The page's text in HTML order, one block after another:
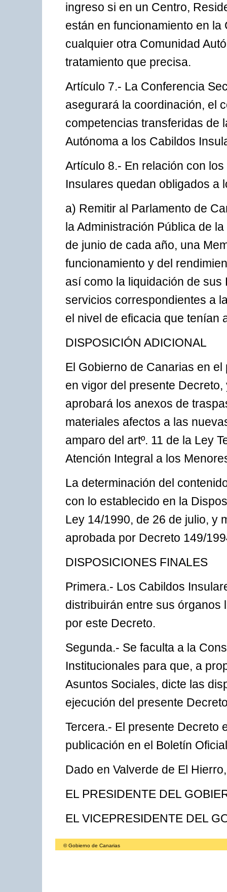
ingreso si en un Centro,
están en funcionamiento en
cualquier otra Comunidad
tratamiento que precisa.
Artículo 7.- La Conferencia
asegurará la coordinación, el
competencias transferidas de
Autónoma a los Cabildos
Artículo 8.- En relación con
Insulares quedan obligados a
a) Remitir al Parlamento de
la Administración Pública de
de junio de cada año, una
funcionamiento y del
así como la liquidación de
servicios correspondientes a
el nivel de eficacia que tenían
DISPOSICIÓN ADICIONAL
El Gobierno de Canarias en
en vigor del presente
aprobará los anexos de
materiales afectos a las
amparo del artº. 11 de la Ley
Atención Integral a los
La determinación del
con lo establecido en la
Ley 14/1990, de 26 de julio, y
aprobada por Decreto 149/
DISPOSICIONES FINALES
Primera.- Los Cabildos
distribuirán entre sus órganos
por este Decreto.
Segunda.- Se faculta a la
Institucionales para que, a
Asuntos Sociales, dicte las
ejecución del presente
Tercera.- El presente Decreto
publicación en el Boletín
Dado en Valverde de El
EL PRESIDENTE DEL
EL VICEPRESIDENTE DEL
© Gobierno de Canarias